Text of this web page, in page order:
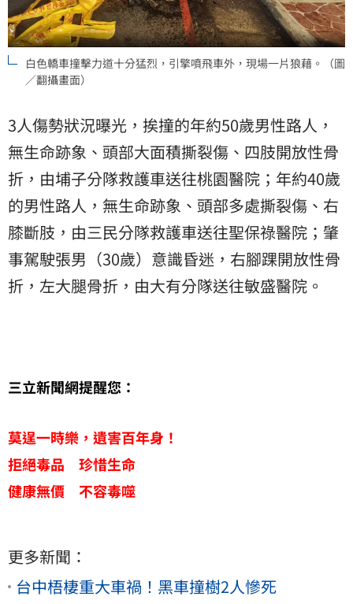
白色轎車撞擊力道十分猛烈，引擎噴飛車外，現場一片狼藉。（圖
／翻攝畫面）
3人傷勢狀況曝光，挨撞的年約50歲男性路人，
無生命跡象、頭部大面積撕裂傷、四肢開放性骨
折，由埔子分隊救護車送往桃園醫院；年約40歲
的男性路人，無生命跡象、頭部多處撕裂傷、右
膝斷肢，由三民分隊救護車送往聖保祿醫院；肇
事駕駛張男（30歲）意識昏迷，右腳踝開放性骨
折，左大腿骨折，由大有分隊送往敏盛醫院。
三立新聞網提醒您：
莫逞一時樂，遺害百年身！
拒絕毒品 珍惜生命
健康無價 不容毒噬
更多新聞：
台中梧棲重大車禍！黑車撞樹2人慘死